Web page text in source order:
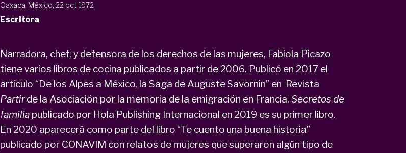
Oaxaca, México, 22 oct 1972
Escritora
Narradora, chef, y defensora de los derechos de las mujeres, Fabiola Picazo
tiene varios libros de cocina publicados a partir de 2006. Publicó en 2017 el
artículo “De los Alpes a México, la Saga de Auguste Savornin” en Revista
Partirde la Asociación por la memoria de la emigración en Francia. Secretos de
familia publicado por Hola Publishing Internacional en 2019 es su primer libro.
En 2020 aparecerá como parte del libro “Te cuento una buena historia”
publicado por CONAVIM con relatos de mujeres que superaron algún tipo de